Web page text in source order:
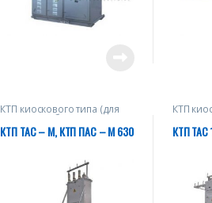
КТП киоскового типа (для
электроснабжения
промышленных объектов)
КТП ТАС – М, КТП ПАС – М 630
КТП
КТП ТАС